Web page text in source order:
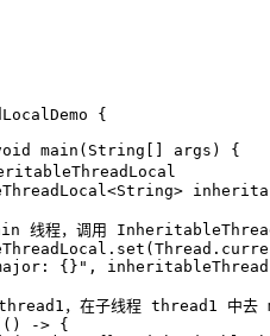
{
main (String[] args)
{
线程，调用
{}" ,
，在子线程 thread1 中去
-> {